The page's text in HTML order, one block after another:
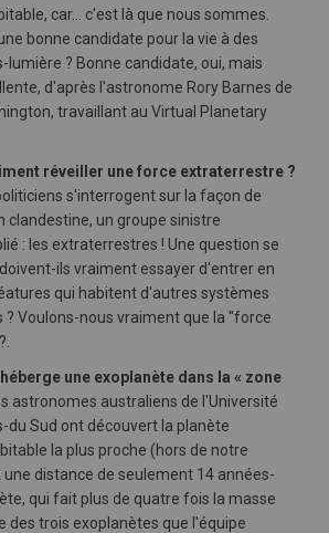
car... c'est là que nous sommes.
bonne candidate pour la vie à des
lumière ? Bonne candidate, oui, mais
d'après l'astronome Rory Barnes de
travaillant au Virtual Planetary
réveiller une force extraterrestre ?
s'interrogent sur la façon de
un groupe sinistre
: les extraterrestres ! Une question se
ils vraiment essayer d'entrer en
qui habitent d'autres systèmes
? Voulons-nous vraiment que la "force
une exoplanète dans la « zone
astronomes australiens de l'Université
du Sud ont découvert la planète
la plus proche (hors de notre
distance de seulement 14 années-
qui fait plus de quatre fois la masse
des trois exoplanètes que l'équipe